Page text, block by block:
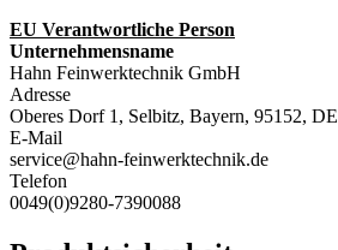
EU Verantwortliche Person
Unternehmensname
Hahn Feinwerktechnik GmbH
Adresse
Oberes Dorf 1, Selbitz, Bayern, 95152, DE
E-Mail
service@hahn-feinwerktechnik.de
Telefon
0049(0)9280-7390088